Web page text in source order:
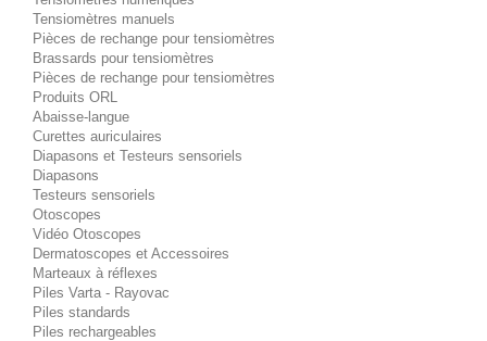
Tensiomètres manuels
Pièces de rechange pour tensiomètres
Brassards pour tensiomètres
Pièces de rechange pour tensiomètres
Produits ORL
Abaisse-langue
Curettes auriculaires
Diapasons et Testeurs sensoriels
Diapasons
Testeurs sensoriels
Otoscopes
Vidéo Otoscopes
Dermatoscopes et Accessoires
Marteaux à réflexes
Piles Varta - Rayovac
Piles standards
Piles rechargeables